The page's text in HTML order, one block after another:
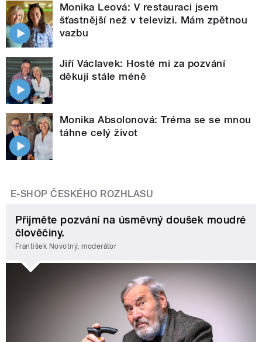
Monika Leová: V restauraci jsem
šťastnější než v televizi. Mám zpětnou
vazbu
Jiří Václavek: Hosté mi za pozvání
děkují stále méně
Monika Absolonová: Tréma se se mnou
táhne celý život
E-SHOP ČESKÉHO ROZHLASU
Přijměte pozvání na úsměvný doušek moudré
člověčiny.
František Novotný, moderátor